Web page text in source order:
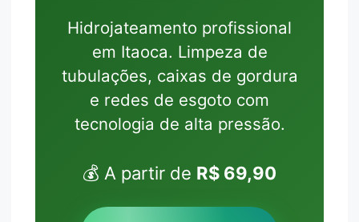
Hidrojateamento profissional
em Itaoca. Limpeza de
tubulações, caixas de gordura
e redes de esgoto com
tecnologia de alta pressão.
💰 A partir de R$ 69,90